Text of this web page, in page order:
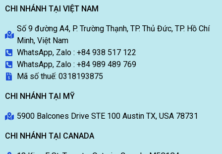
CHI NHÁNH TẠI VIỆT NAM
Số 9 đường A4, P. Trường Thạnh, TP. Thủ Đức, TP. Hồ Chí
Minh, Việt Nam
WhatsApp, Zalo : +84 938 517 122
WhatsApp, Zalo : +84 989 489 769
Mã số thuế: 0318193875
CHI NHÁNH TẠI MỸ
5900 Balcones Drive STE 100 Austin TX, USA 78731
CHI NHÁNH TẠI CANADA